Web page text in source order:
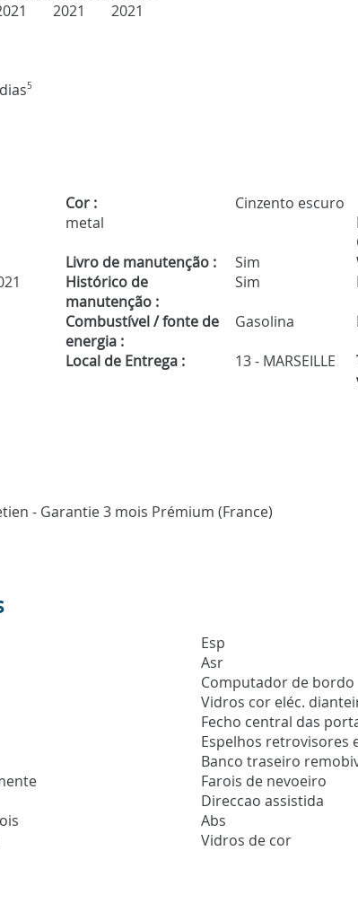
5
Cor :
Cinzento escuro
metal
Livro de manutenção : Sim
Histórico de
manutenção :
Sim
Combustível / fonte de
energia :
Gasolina
Local de Entrega : 13 - MARSEILLE
- Garantie 3 mois Prémium (France)
Esp
Asr
Computador de bordo
Vidros cor eléc.
Fecho central das
Espelhos retrovisores
Banco traseiro
Farois de nevoeiro
Direccao assistida
Abs
Vidros de cor